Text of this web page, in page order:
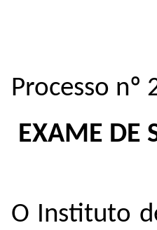
Processo
EXAME DE
O Instituto